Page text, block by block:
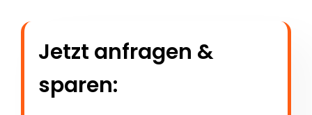
Jetzt anfragen &
sparen: